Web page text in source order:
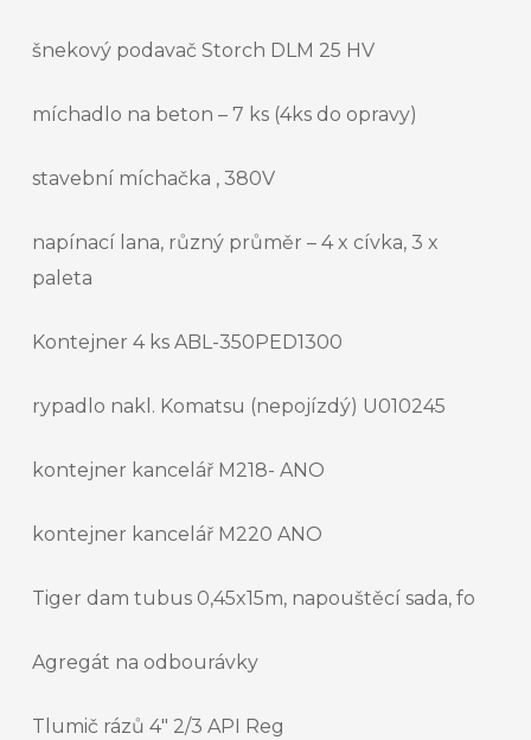
šnekový podavač Storch DLM 25 HV
míchadlo na beton – 7 ks (4ks do opravy)
stavební míchačka , 380V
napínací lana, různý průměr – 4 x cívka, 3 x
paleta
Kontejner 4 ks ABL-350PED1300
rypadlo nakl. Komatsu (nepojízdý) U010245
kontejner kancelář M218- ANO
kontejner kancelář M220 ANO
Tiger dam tubus 0,45x15m, napouštěcí sada, fo
Agregát na odbourávky
Tlumič rázů 4" 2/3 API Reg